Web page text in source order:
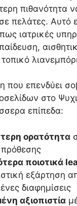
πιθανότητα
πελάτες. Αυτό
ιατρικές
που επενδύει
στο
επίπεδα:
ορατότητα
ποιοτικά
εξάρτηση
διαφημίσεις
αξιοπιστία